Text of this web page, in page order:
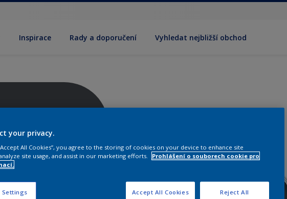
Inspirace Rady a doporučení Vyhledat nejbližší obchod
your privacy.
All Cookies”, you agree to the storing of cookies on your device to enhance site
site usage, and assist in our marketing efforts.
Prohlášení o souborech cookie pro
Settings Reject All
Accept All Cookies